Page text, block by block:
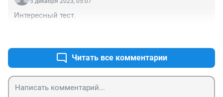
Интересный тест.
Читать все комментарии